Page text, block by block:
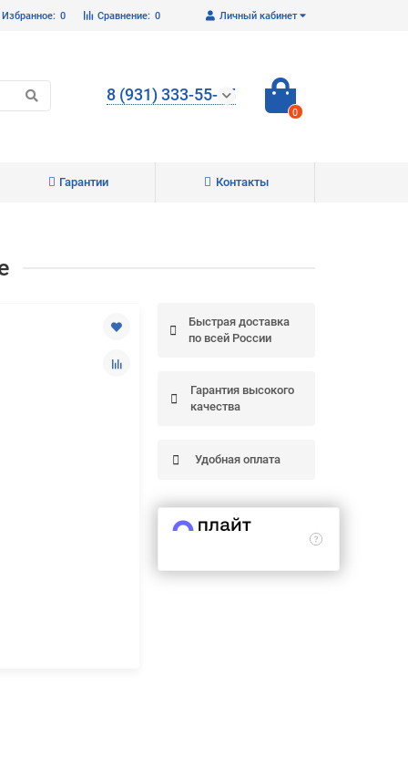
Личный кабинет
Сравнение: 0
Избранное: 0
8 (931) 333-55-65
0
Гарантии Контакты
Быстрая доставка
по всей России
Гарантия высокого
качества
Удобная оплата